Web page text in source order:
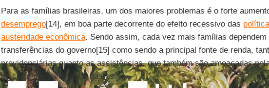
Para as famílias brasileiras, um dos maiores problemas é o forte
desemprego[14], em boa parte decorrente do efeito recessivo das
austeridade econômica. Sendo assim, cada vez mais famílias dependem
transferências do governo[15] como sendo a principal fonte de renda,
previdenciárias quanto as assistências, que também são ameaçadas
de corte permanente de gastos.